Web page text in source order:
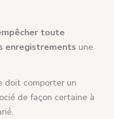
toute
enregistrements une
doit comporter un
de façon certaine à